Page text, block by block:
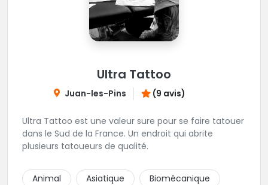
Ultra Tattoo
Juan-les-Pins (9 avis)
Ultra Tattoo est une valeur sure pour se faire tatouer
dans le Sud de la France. Un endroit qui abrite
plusieurs tatoueurs de qualité.
Animal Asiatique
Biomécanique